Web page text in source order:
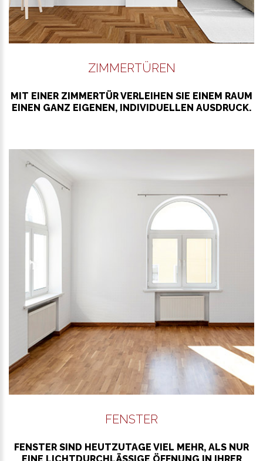
ZIMMERTÜREN
MIT EINER ZIMMERTÜR VERLEIHEN SIE EINEM RAUM
EINEN GANZ EIGENEN, INDIVIDUELLEN AUSDRUCK.
WEITER LESEN
FENSTER
FENSTER SIND HEUTZUTAGE VIEL MEHR, ALS NUR